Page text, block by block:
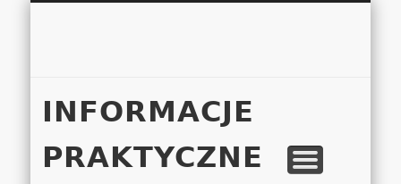
O NAS
EUROPA A-M
EUROPA N-Z
AZJA
AFRYKA
AMERYKA
OCEANIA
MAPA
WSPÓŁPRACA
KONTAKT
INFORMACJE
PRAKTYCZNE